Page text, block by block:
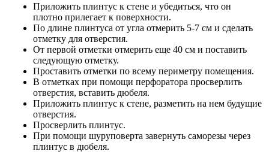
Приложить плинтус к стене и убедиться, что он
плотно прилегает к поверхности.
По длине плинтуса от угла отмерить 5-7 см и сделать
отметку для отверстия.
От первой отметки отмерить еще 40 см и поставить
следующую отметку.
Проставить отметки по всему периметру помещения.
В отметках при помощи перфоратора просверлить
отверстия, вставить дюбеля.
Приложить плинтус к стене, разметить на нем будущие
отверстия.
Просверлить плинтус.
При помощи шуруповерта завернуть саморезы через
плинтус в дюбеля.